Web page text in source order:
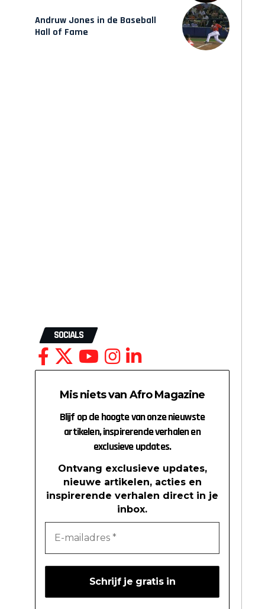
Andruw Jones in de Baseball
Hall of Fame
SOCIALS
Mis niets van Afro Magazine
Blijf op de hoogte van onze nieuwste
artikelen, inspirerende verhalen en
exclusieve updates.
Ontvang exclusieve updates,
nieuwe artikelen, acties en
inspirerende verhalen direct in je
inbox.